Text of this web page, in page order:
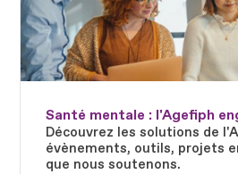
Santé mentale : l'Agefiph
Découvrez les solutions de
évènements, outils, projets
que nous soutenons.